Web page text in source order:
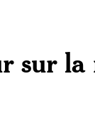
sur la